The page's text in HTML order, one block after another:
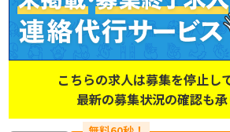
こちらの求人は募集を停止し
最新の募集状況の確認も承